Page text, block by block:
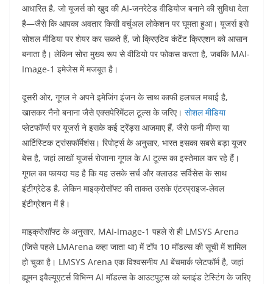
आधारित है, जो यूजर्स को खुद की AI-जनरेटेड वीडियोज बनाने की सुविधा देता
है—जैसे कि आपका अवतार किसी वर्चुअल लोकेशन पर घूमता हुआ। यूजर्स इसे
सोशल मीडिया पर शेयर कर सकते हैं, जो क्रिएटिव कंटेंट क्रिएशन को आसान
बनाता है। लेकिन सोरा मुख्य रूप से वीडियो पर फोकस करता है, जबकि MAI-
Image-1 इमेजेस में मजबूत है।
दूसरी ओर, गूगल ने अपने इमेजिंग इंजन के साथ काफी हलचल मचाई है,
खासकर नैनो बनाना जैसे एक्सपेरिमेंटल टूल्स के जरिए। सोशल मीडिया
प्लेटफॉर्म्स पर यूजर्स ने इसके कई ट्रेंड्स आजमाए हैं, जैसे फनी मीम्स या
आर्टिस्टिक ट्रांसफॉर्मेशंस। रिपोर्ट्स के अनुसार, भारत इसका सबसे बड़ा यूजर
बेस है, जहां लाखों यूजर्स रोजाना गूगल के AI टूल्स का इस्तेमाल कर रहे हैं।
गूगल का फायदा यह है कि यह उसके सर्च और क्लाउड सर्विसेस के साथ
इंटीग्रेटेड है, लेकिन माइक्रोसॉफ्ट की ताकत उसके एंटरप्राइज-लेवल
इंटीग्रेशन में है।
माइक्रोसॉफ्ट के अनुसार, MAI-Image-1 पहले से ही LMSYS Arena
(जिसे पहले LMArena कहा जाता था) में टॉप 10 मॉडल्स की सूची में शामिल
हो चुका है। LMSYS Arena एक विश्वसनीय AI बेंचमार्क प्लेटफॉर्म है, जहां
ह्यूमन इवैल्यूएटर्स विभिन्न AI मॉडल्स के आउटपुट्स को ब्लाइंड टेस्टिंग के जरिए